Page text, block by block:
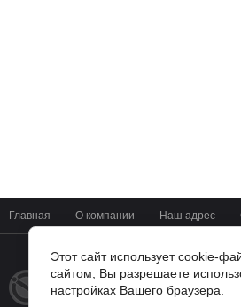
Главная О компании Наш адрес
© 2014 - 2026
Мир Цифровых Систем
Этот сайт использует cookie-
сайтом, Вы разрешаете
настройках Вашего браузера.